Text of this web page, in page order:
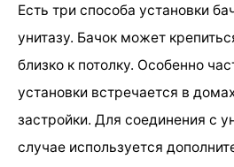
Есть три способа установки
унитазу. Бачок может
близко к потолку. Особенно
установки встречается в
застройки. Для соединения с
случае используется